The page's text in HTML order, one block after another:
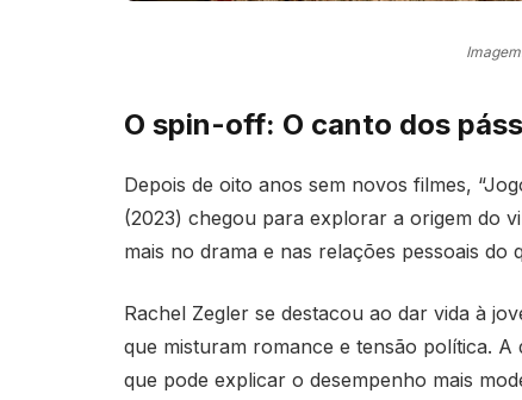
O spin-off: O canto dos
Depois de oito anos sem novos filmes,
(2023) chegou para explorar a origem do
mais no drama e nas relações pessoais do
Rachel Zegler se destacou ao dar vida à
que misturam romance e tensão política.
que pode explicar o desempenho mais